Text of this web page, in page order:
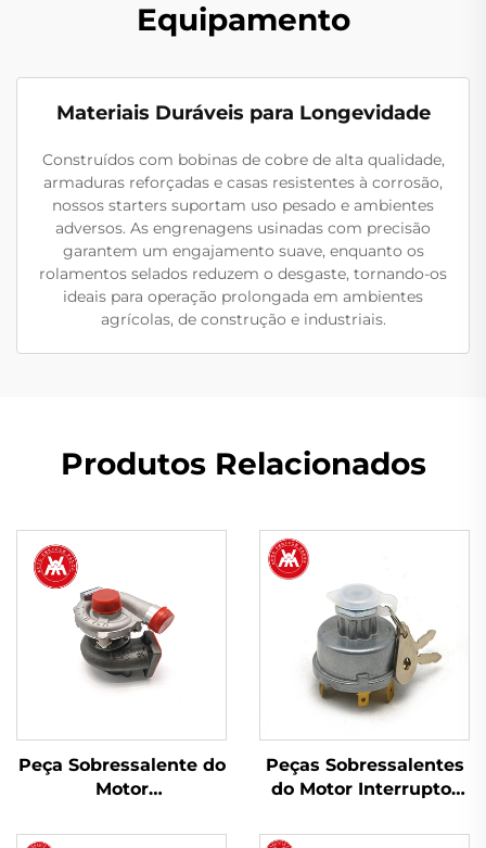
Equipamento
Materiais Duráveis para Longevidade
Construídos com bobinas de cobre de alta qualidade,
armaduras reforçadas e casas resistentes à corrosão,
nossos starters suportam uso pesado e ambientes
adversos. As engrenagens usinadas com precisão
garantem um engajamento suave, enquanto os
rolamentos selados reduzem o desgaste, tornando-os
ideais para operação prolongada em ambientes
agrícolas, de construção e industriais.
Produtos Relacionados
Peça Sobressalente do
Motor
2674A423 754111-9 para
Peças Sobressalentes
do Motor Interruptor
1446116M91 para Trator